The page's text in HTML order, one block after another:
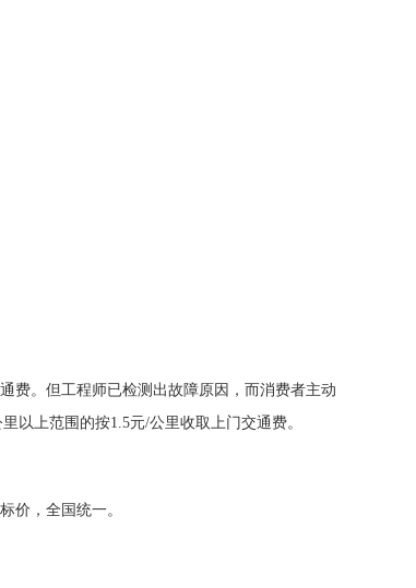
费。但工程师已检测出故障原因，而消费者主动
以上范围的按1.5元/公里收取上门交通费。
价，全国统一。